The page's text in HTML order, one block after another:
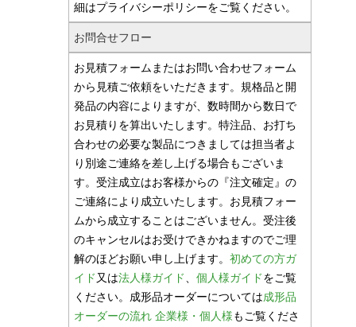
細はプライバシーポリシーをご覧ください。
お問合せフロー
お見積フォームまたはお問い合わせフォーム
から見積ご依頼をいただきます。規格品と開
発品の内容によりますが、数時間から数日で
お見積りを算出いたします。特注品、お打ち
合わせの必要な製品につきましては担当者よ
り別途ご連絡を差し上げる場合もございま
す。受注成立はお客様からの『注文確定』の
ご連絡により成立いたします。お見積フォー
ムから成立することはございません。受注後
のキャンセルはお受けできかねますのでご理
解のほどお願い申し上げます。初めての方ガ
イド 又は法人様ガイド、個人様ガイドをご覧
ください。成形品オーダーについては成形品
オーダーの流れ 企業様・個人様もご覧くださ